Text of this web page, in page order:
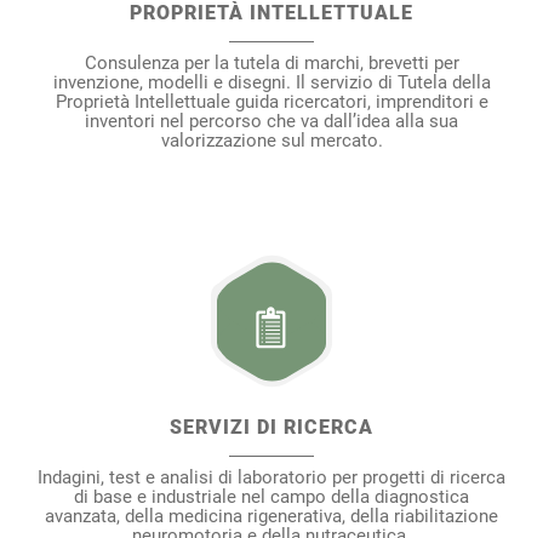
PROPRIETÀ INTELLETTUALE
Consulenza per la tutela di marchi, brevetti per
invenzione, modelli e disegni. Il servizio di Tutela della
Proprietà Intellettuale guida ricercatori, imprenditori e
inventori nel percorso che va dall’idea alla sua
valorizzazione sul mercato.
SERVIZI DI RICERCA
Indagini, test e analisi di laboratorio per progetti di ricerca
di base e industriale nel campo della diagnostica
avanzata, della medicina rigenerativa, della riabilitazione